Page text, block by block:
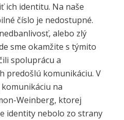
ich identitu. Na naše
číslo je nedostupné.
alebo zlý
sme okamžite s týmito
spoluprácu a
predošlú komunikáciu. V
na
Weinberg, ktorej
identity nebolo zo strany